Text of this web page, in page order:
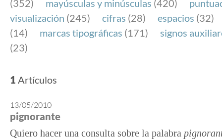
(352)
mayúsculas y minúsculas (420)
visualización (245) cifras (28) espacios (32)
(14)
marcas tipográficas (171)
signos
(23)
1 Artículos
13/05/2010
pignorante
Quiero hacer una consulta sobre la palabra